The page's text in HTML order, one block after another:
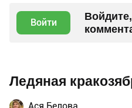
Войти
Ледяная
Ася Белова